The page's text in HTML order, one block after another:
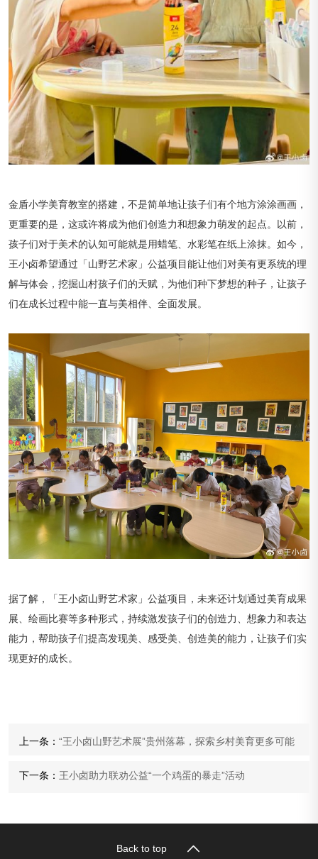
金盾小学美育教室的搭建，不是简单地让孩子们有个地方涂涂画画，
更重要的是，这或许将成为他们创造力和想象力萌发的起点。以前，
孩子们对于美术的认知可能就是用蜡笔、水彩笔在纸上涂抹。如今，
王小卤希望通过「山野艺术家」公益项目能让他们对美有更系统的理
解与体会，挖掘山村孩子们的天赋，为他们种下梦想的种子，让孩子
们在成长过程中能一直与美相伴、全面发展。
据了解，「王小卤山野艺术家」公益项目，未来还计划通过美育成果
展、绘画比赛等多种形式，持续激发孩子们的创造力、想象力和表达
能力，帮助孩子们提高发现美、感受美、创造美的能力，让孩子们实
现更好的成长。
上一条： “王小卤山野艺术展”贵州落幕，探索乡村美育更多可能
下一条： 王小卤助力联劝公益“一个鸡蛋的暴走”活动
Back to top